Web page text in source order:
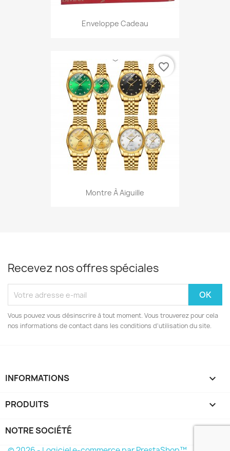
Enveloppe Cadeau
Montre À Aiguille
favorite_border
Recevez nos offres spéciales
Vous pouvez vous désinscrire à tout moment. Vous trouverez pour cela
nos informations de contact dans les conditions d'utilisation du site.
INFORMATIONS keyboard_arrow_down
PRODUITS 
NOTRE SOCIÉTÉ